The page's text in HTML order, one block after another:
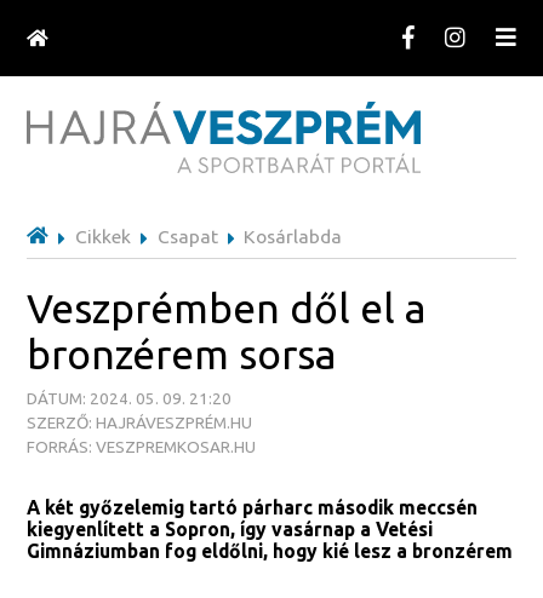
Cikkek Csapat Kosárlabda
Veszprémben dől el a
bronzérem sorsa
DÁTUM: 2024. 05. 09. 21:20
SZERZŐ: HAJRÁVESZPRÉM.HU
FORRÁS: VESZPREMKOSAR.HU
A két győzelemig tartó párharc második meccsén
kiegyenlített a Sopron, így vasárnap a Vetési
Gimnáziumban fog eldőlni, hogy kié lesz a bronzérem